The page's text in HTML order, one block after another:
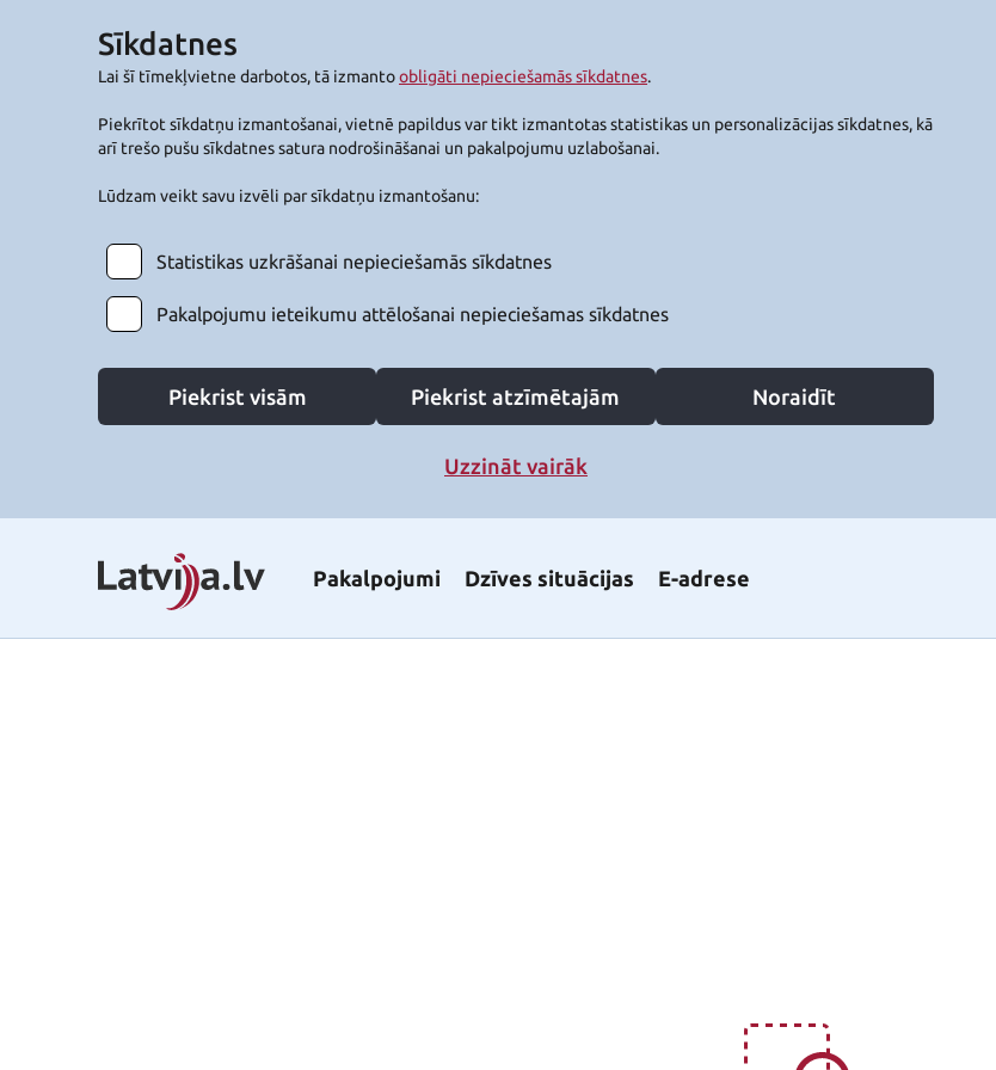
Sīkdatnes
Lai šī tīmekļvietne darbotos, tā izmantoobligāti nepieciešamās sīkdatnes.
Piekrītot sīkdatņu izmantošanai, vietnē papildus var tikt izmantotas statistikas un personalizācijas sīkdatnes, kā
arī trešo pušu sīkdatnes satura nodrošināšanai un pakalpojumu uzlabošanai.
Lūdzam veikt savu izvēli par sīkdatņu izmantošanu:
Statistikas uzkrāšanai nepieciešamās sīkdatnes
Pakalpojumu ieteikumu attēlošanai nepieciešamas sīkdatnes
Piekrist visām Piekrist atzīmētajām Noraidīt
Uzzināt vairāk
Pakalpojumi Dzīves situācijas E-adrese